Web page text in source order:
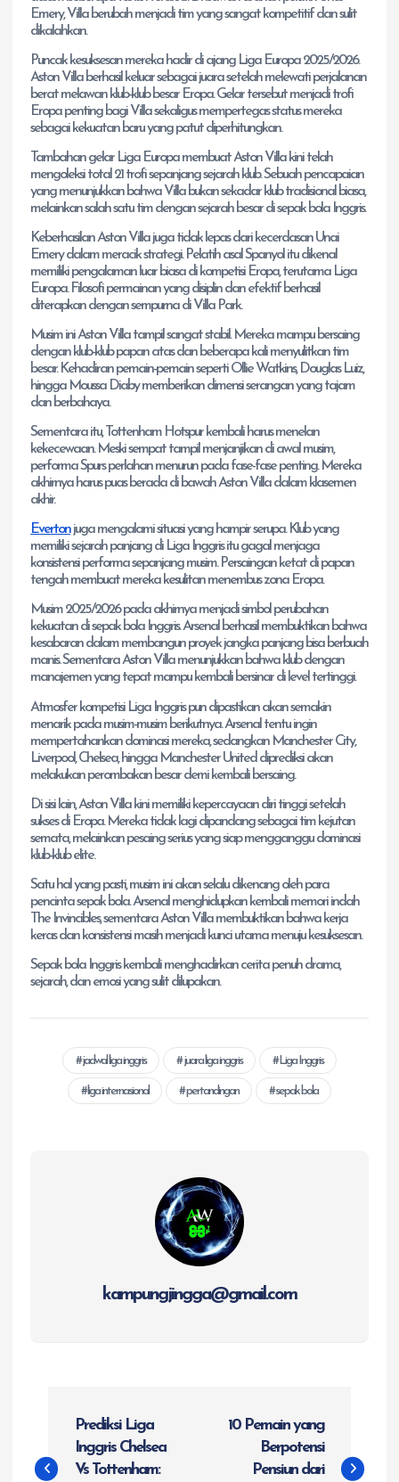
Emery, Villa berubah menjadi tim yang sangat kompetitif dan sulit
dikalahkan.
Puncak kesuksesan mereka hadir di ajang Liga Europa 2025/2026.
Aston Villa berhasil keluar sebagai juara setelah melewati perjalanan
berat melawan klub-klub besar Eropa. Gelar tersebut menjadi trofi
Eropa penting bagi Villa sekaligus mempertegas status mereka
sebagai kekuatan baru yang patut diperhitungkan.
Tambahan gelar Liga Europa membuat Aston Villa kini telah
mengoleksi total 21 trofi sepanjang sejarah klub. Sebuah pencapaian
yang menunjukkan bahwa Villa bukan sekadar klub tradisional biasa,
melainkan salah satu tim dengan sejarah besar di sepak bola Inggris.
Keberhasilan Aston Villa juga tidak lepas dari kecerdasan Unai
Emery dalam meracik strategi. Pelatih asal Spanyol itu dikenal
memiliki pengalaman luar biasa di kompetisi Eropa, terutama Liga
Europa. Filosofi permainan yang disiplin dan efektif berhasil
diterapkan dengan sempurna di Villa Park.
Musim ini Aston Villa tampil sangat stabil. Mereka mampu bersaing
dengan klub-klub papan atas dan beberapa kali menyulitkan tim
besar. Kehadiran pemain-pemain seperti Ollie Watkins, Douglas Luiz,
hingga Moussa Diaby memberikan dimensi serangan yang tajam
dan berbahaya.
Sementara itu, Tottenham Hotspur kembali harus menelan
kekecewaan. Meski sempat tampil menjanjikan di awal musim,
performa Spurs perlahan menurun pada fase-fase penting. Mereka
akhirnya harus puas berada di bawah Aston Villa dalam klasemen
akhir.
Evertonjuga mengalami situasi yang hampir serupa. Klub yang
memiliki sejarah panjang di Liga Inggris itu gagal menjaga
konsistensi performa sepanjang musim. Persaingan ketat di papan
tengah membuat mereka kesulitan menembus zona Eropa.
Musim 2025/2026 pada akhirnya menjadi simbol perubahan
kekuatan di sepak bola Inggris. Arsenal berhasil membuktikan bahwa
kesabaran dalam membangun proyek jangka panjang bisa berbuah
manis. Sementara Aston Villa menunjukkan bahwa klub dengan
manajemen yang tepat mampu kembali bersinar di level tertinggi.
Atmosfer kompetisi Liga Inggris pun dipastikan akan semakin
menarik pada musim-musim berikutnya. Arsenal tentu ingin
mempertahankan dominasi mereka, sedangkan Manchester City,
Liverpool, Chelsea, hingga Manchester United diprediksi akan
melakukan perombakan besar demi kembali bersaing.
Di sisi lain, Aston Villa kini memiliki kepercayaan diri tinggi setelah
sukses di Eropa. Mereka tidak lagi dipandang sebagai tim kejutan
semata, melainkan pesaing serius yang siap mengganggu dominasi
klub-klub elite.
Satu hal yang pasti, musim ini akan selalu dikenang oleh para
pencinta sepak bola. Arsenal menghidupkan kembali memori indah
The Invincibles, sementara Aston Villa membuktikan bahwa kerja
keras dan konsistensi masih menjadi kunci utama menuju kesuksesan.
Sepak bola Inggris kembali menghadirkan cerita penuh drama,
sejarah, dan emosi yang sulit dilupakan.
jadwal liga inggris juara liga inggris Liga Inggris
liga internasional pertandingan sepak bola
kampungjingga@gmail.com
a
Prediksi Liga
Inggris Chelsea
Vs Tottenham:
10 Pemain yang
Berpotensi
Pensiun dari